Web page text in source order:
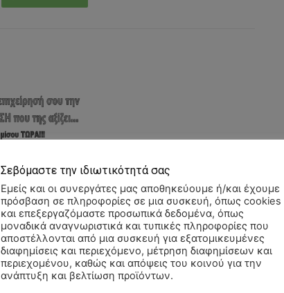
Σεβόμαστε την ιδιωτικότητά σας
Εμείς και οι συνεργάτες μας αποθηκεύουμε ή/και έχουμε
πρόσβαση σε πληροφορίες σε μια συσκευή, όπως cookies
και επεξεργαζόμαστε προσωπικά δεδομένα, όπως
μοναδικά αναγνωριστικά και τυπικές πληροφορίες που
αποστέλλονται από μια συσκευή για εξατομικευμένες
διαφημίσεις και περιεχόμενο, μέτρηση διαφημίσεων και
περιεχομένου, καθώς και απόψεις του κοινού για την
ανάπτυξη και βελτίωση προϊόντων.